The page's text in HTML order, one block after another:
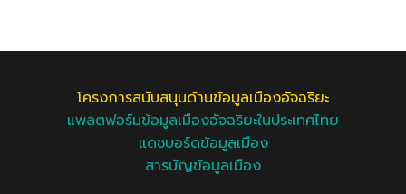
โครงการสนับสนุนด้านข้อมูลเมืองอัจฉริยะ
แพลตฟอร์มข้อมูลเมืองอัจฉริยะในประเทศไทย
แดชบอร์ดข้อมูลเมือง
สารบัญข้อมูลเมือง